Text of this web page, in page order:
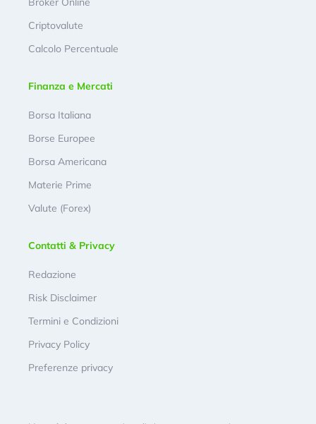
Criptovalute
Calcolo Percentuale
Finanza e Mercati
Borsa Italiana
Borse Europee
Borsa Americana
Materie Prime
Valute (Forex)
Contatti & Privacy
Redazione
Risk Disclaimer
Termini e Condizioni
Privacy Policy
Preferenze privacy